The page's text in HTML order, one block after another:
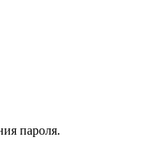
пароля.